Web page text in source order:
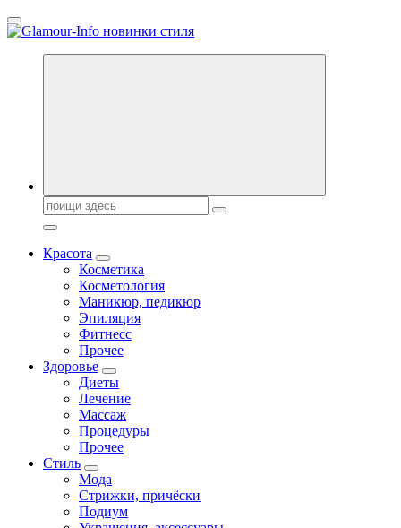
Перейти
к
Секреты молодости, красоты и долголетия. Гламурный журнал
Поиск:
Красота
Косметика
Косметология
Маникюр, педикюр
Эпиляция
Фитнесс
Прочее
Здоровье
Диеты
Лечение
Массаж
Процедуры
Прочее
Стиль
Мода
Стрижки, причёски
Подиум